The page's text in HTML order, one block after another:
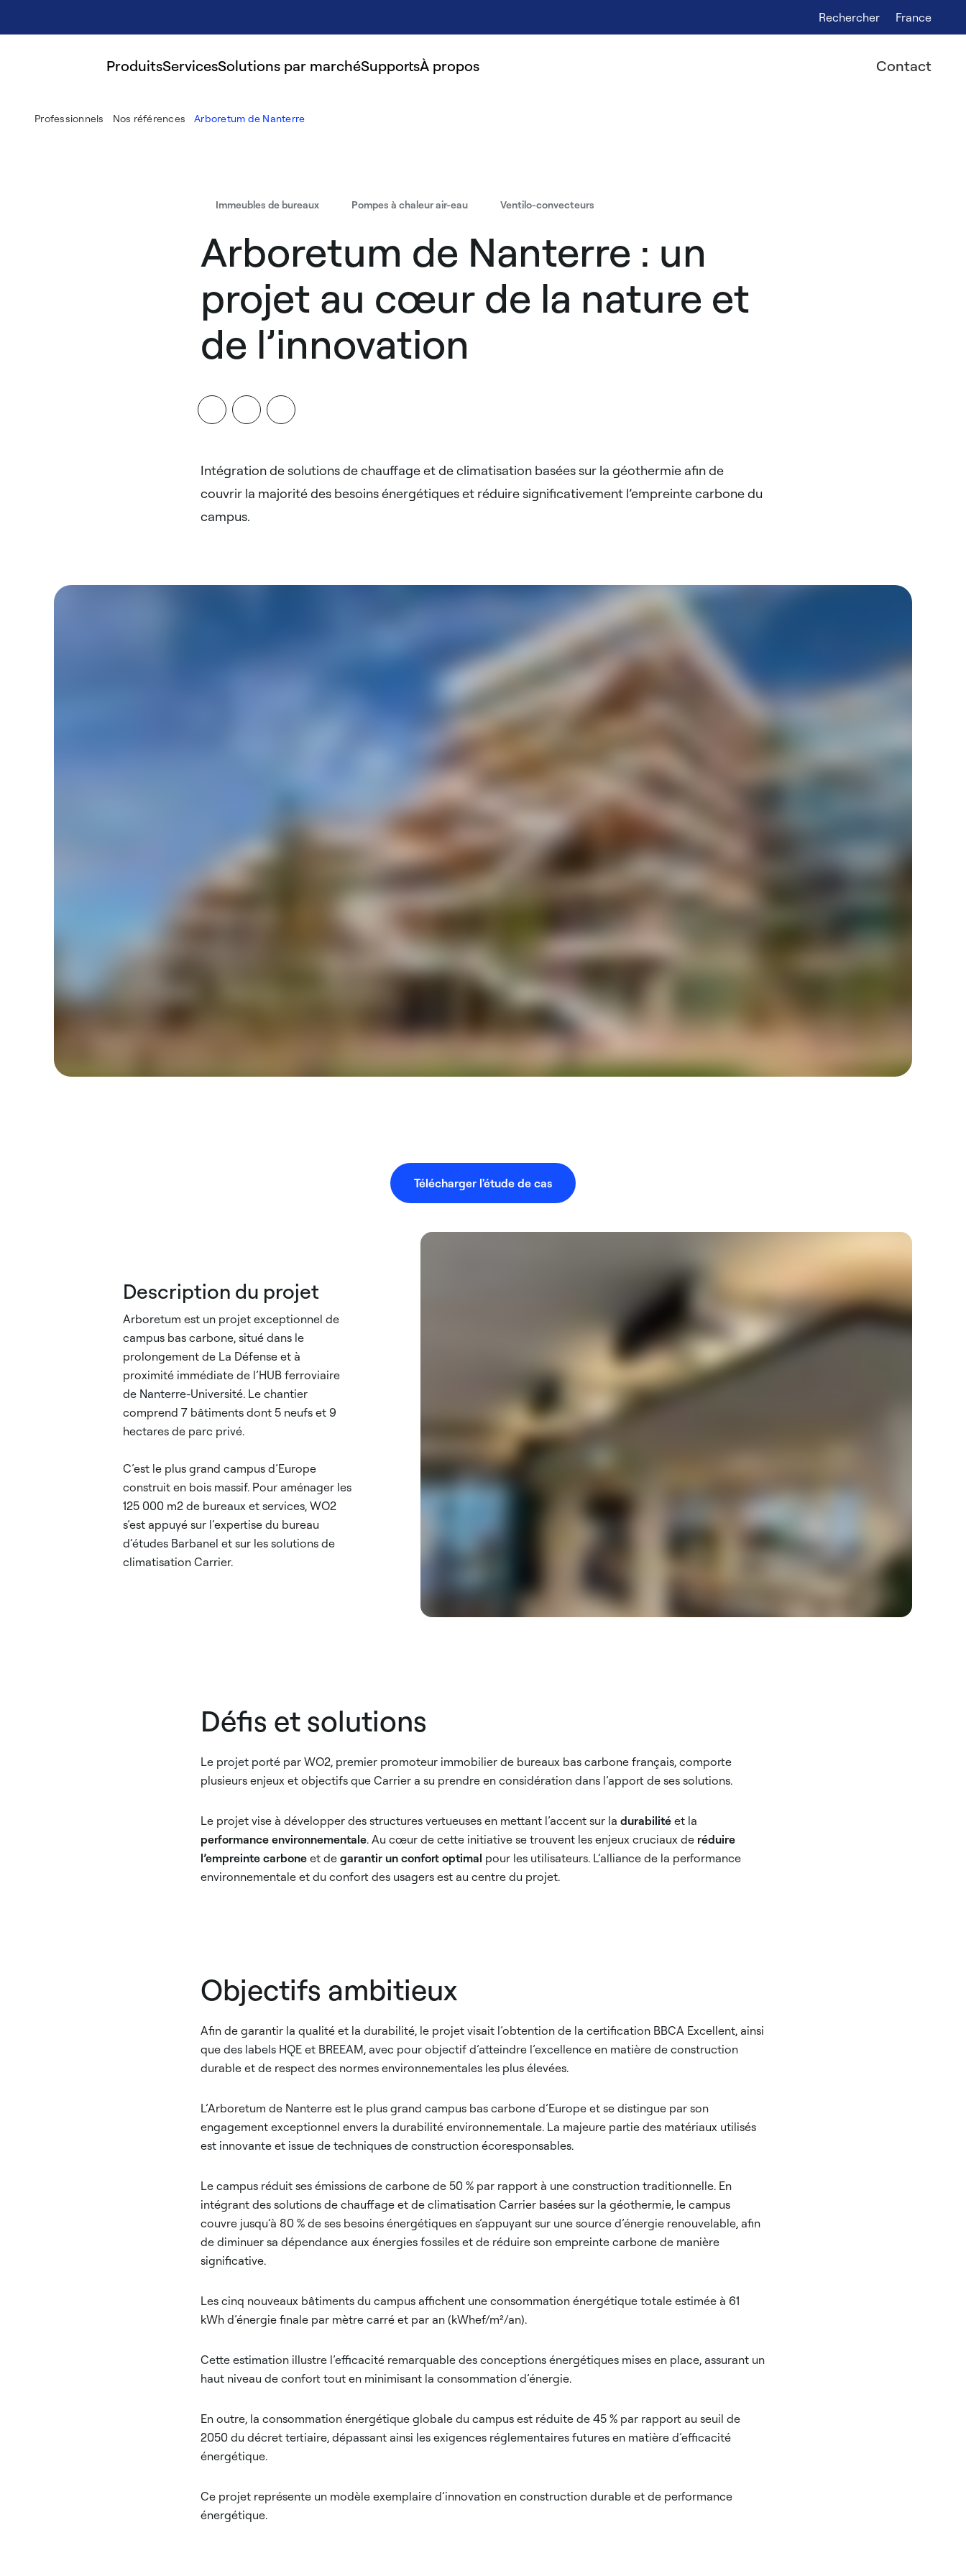
Rechercher France
ProduitsServicesSolutions par marchéSupportsÀ propos Contact
Professionnels Nos références Arboretum de Nanterre
Immeubles de bureaux Pompes à chaleur air-eau Ventilo-convecteurs
Arboretum de Nanterre : un
projet au cœur de la nature et
de l’innovation
Intégration de solutions de chauffage et de climatisation basées sur la géothermie afin de
couvrir la majorité des besoins énergétiques et réduire significativement l’empreinte carbone du
campus.
Télécharger l'étude de cas
Description du projet
Arboretum est un projet exceptionnel de
campus bas carbone, situé dans le
prolongement de La Défense et à
proximité immédiate de l’HUB ferroviaire
de Nanterre-Université. Le chantier
comprend 7 bâtiments dont 5 neufs et 9
hectares de parc privé.
C’est le plus grand campus d’Europe
construit en bois massif. Pour aménager les
125 000 m2 de bureaux et services, WO2
s’est appuyé sur l’expertise du bureau
d’études Barbanel et sur les solutions de
climatisation Carrier.
Défis et solutions
Le projet porté par WO2, premier promoteur immobilier de bureaux bas carbone français, comporte
plusieurs enjeux et objectifs que Carrier a su prendre en considération dans l’apport de ses solutions.
Le projet vise à développer des structures vertueuses en mettant l’accent sur la durabilité et la
performance environnementale. Au cœur de cette initiative se trouvent les enjeux cruciaux de réduire
l’empreinte carbone et de garantir un confort optimal pour les utilisateurs. L’alliance de la performance
environnementale et du confort des usagers est au centre du projet.
Objectifs ambitieux
Afin de garantir la qualité et la durabilité, le projet visait l’obtention de la certification BBCA Excellent, ainsi
que des labels HQE et BREEAM, avec pour objectif d’atteindre l’excellence en matière de construction
durable et de respect des normes environnementales les plus élevées.
L’Arboretum de Nanterre est le plus grand campus bas carbone d’Europe et se distingue par son
engagement exceptionnel envers la durabilité environnementale. La majeure partie des matériaux utilisés
est innovante et issue de techniques de construction écoresponsables.
Le campus réduit ses émissions de carbone de 50 % par rapport à une construction traditionnelle. En
intégrant des solutions de chauffage et de climatisation Carrier basées sur la géothermie, le campus
couvre jusqu’à 80 % de ses besoins énergétiques en s’appuyant sur une source d’énergie renouvelable, afin
de diminuer sa dépendance aux énergies fossiles et de réduire son empreinte carbone de manière
significative.
Les cinq nouveaux bâtiments du campus affichent une consommation énergétique totale estimée à 61
kWh d’énergie finale par mètre carré et par an (kWhef/m²/an).
Cette estimation illustre l’efficacité remarquable des conceptions énergétiques mises en place, assurant un
haut niveau de confort tout en minimisant la consommation d’énergie.
En outre, la consommation énergétique globale du campus est réduite de 45 % par rapport au seuil de
2050 du décret tertiaire, dépassant ainsi les exigences réglementaires futures en matière d’efficacité
énergétique.
Ce projet représente un modèle exemplaire d’innovation en construction durable et de performance
énergétique.